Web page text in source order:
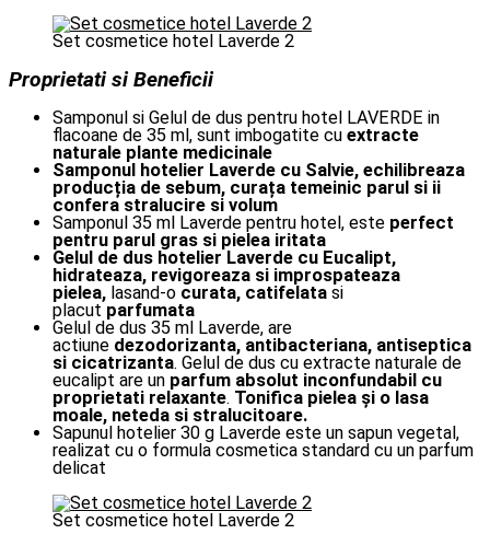
Set cosmetice hotel Laverde 2
Proprietati si Beneficii
Samponul si Gelul de dus pentru hotel LAVERDE in
flacoane de 35 ml, sunt imbogatite cu extracte
naturale plante medicinale
Samponul hotelier Laverde cu Salvie, echilibreaza
producția de sebum, curața temeinic parul si ii
confera stralucire si volum
Samponul 35 ml Laverde pentru hotel, este perfect
pentru parul gras si pielea iritata
Gelul de dus hotelier Laverde cu Eucalipt,
hidrateaza, revigoreaza si improspateaza
pielea, lasand-o curata, catifelata si
placut parfumata
Gelul de dus 35 ml Laverde, are
actiune dezodorizanta, antibacteriana, antiseptica
si cicatrizanta. Gelul de dus cu extracte naturale de
eucalipt are un parfum absolut inconfundabil cu
proprietati relaxante. Tonifica pielea și o lasa
moale, neteda si stralucitoare.
Sapunul hotelier 30 g Laverde este un sapun vegetal,
realizat cu o formula cosmetica standard cu un parfum
delicat
Set cosmetice hotel Laverde 2